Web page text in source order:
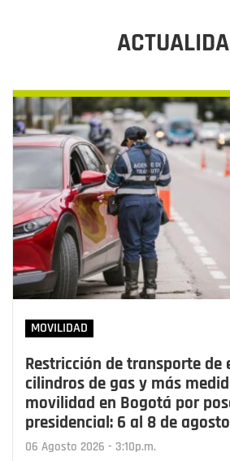
MOVILIDAD
Restricción de transporte de
cilindros de gas y más
movilidad en Bogotá por
presidencial: 6 al 8 de agosto
06 Agosto 2026 - 3:10p.m.